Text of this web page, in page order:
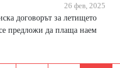
26 фев, 2025
договорът за летището
предложи да плаща наем